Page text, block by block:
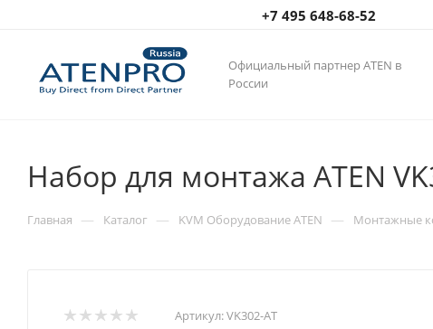
+7 495 648-68-52
Официальный партнер ATEN в
России
Набор для монтажа ATEN
Главная — Каталог — KVM Оборудование ATEN — Монтажные
Артикул:VK302-AT